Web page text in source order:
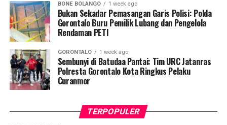
Selain menyegel lubang tambang dan mengamankan
barang bukti material serta alat pengolahan, petugas
turut menempelkan surat imbauan tertulis di sekitar
area penambangan agar tidak ada lagi aktivitas ilegal
yang berlangsung.
Kendati saat tim tiba di lokasi tidak ditemukan adanya
aktivitas penambangan yang tengah berjalan, seluruh
rangkaian kegiatan penyelidikan berlangsung aman,
kondusif, dan tanpa hambatan.
BONE BOLANGO 1 week ago
Bukan Sekadar Pemasangan Garis Polisi: Polda
Gorontalo Buru Pemilik Lubang dan Pengelola
Rendaman PETI
GORONTALO 1 week ago
Sembunyi di Batudaa Pantai: Tim URC Jatanras
Polresta Gorontalo Kota Ringkus Pelaku
Curanmor
TERPOPULER